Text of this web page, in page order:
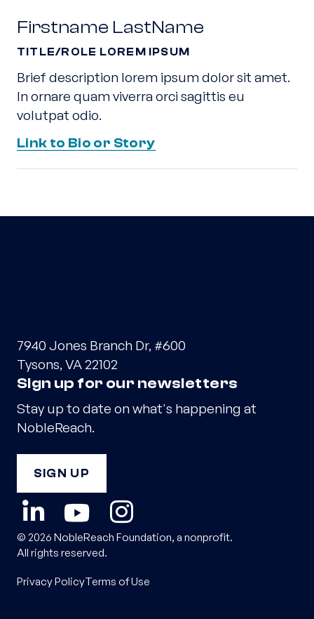
Firstname LastName
TITLE/ROLE LOREM IPSUM
Brief description lorem ipsum dolor sit amet.
In ornare quam viverra orci sagittis eu
volutpat odio.
Link to Bio or Story
7940 Jones Branch Dr, #600
Tysons, VA 22102
Sign up for our newsletters
Stay up to date on what's happening at
NobleReach.
SIGN UP
© 2026 NobleReach Foundation, a nonprofit.
All rights reserved.
Privacy PolicyTerms of Use